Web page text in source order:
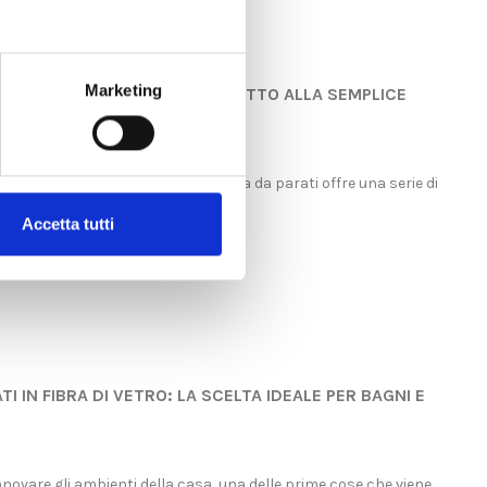
Marketing
Accetta tutti
carta da parati online è la
per trasformare gli ambienti
Read more
SONO I VANTAGGI RISPETTO ALLA SEMPLICE
opzioni hanno i loro meriti, la carta da parati offre una serie di
IN FIBRA DI VETRO: LA SCELTA IDEALE PER BAGNI E